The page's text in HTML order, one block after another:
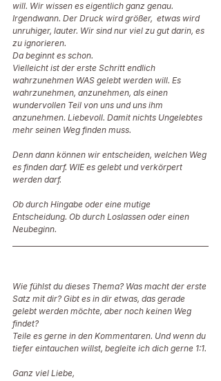
will. Wir wissen es eigentlich ganz genau.
Irgendwann. Der Druck wird größer,  etwas wird
unruhiger, lauter. Wir sind nur viel zu gut darin, es
zu ignorieren.
Da beginnt es schon.
Vielleicht ist der erste Schritt endlich
wahrzunehmen WAS gelebt werden will. Es
wahrzunehmen, anzunehmen, als einen
wundervollen Teil von uns und uns ihm
anzunehmen. Liebevoll. Damit nichts Ungelebtes
mehr seinen Weg finden muss.
Denn dann können wir entscheiden, welchen Weg
es finden darf. WIE es gelebt und verkörpert
werden darf.
Ob durch Hingabe oder eine mutige
Entscheidung. Ob durch Loslassen oder einen
Neubeginn.
Wie fühlst du dieses Thema? Was macht der erste
Satz mit dir? Gibt es in dir etwas, das gerade
gelebt werden möchte, aber noch keinen Weg
findet?
Teile es gerne in den Kommentaren. Und wenn du
tiefer eintauchen willst, begleite ich dich gerne 1:1.
Ganz viel Liebe,